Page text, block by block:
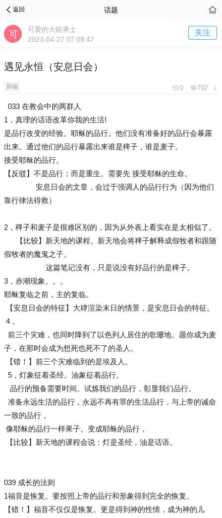
返回 话题
可爱的大能勇士
2023-04-27 07:08:47
关注
遇见永恒（安息日会）
异端 0 792
033 在教会中的两群人
1，真理的话语改革你我的生活!
是品行改变的经验。耶稣的品行。他们没有准备好的品行会暴露
出来。通过他们的品行暴露出来谁是稗子，谁是麦子。
接受耶稣的品行。
【反驳】不是品行；而是重生。需要先 接受耶稣的生命。
安息日会的文章，会过于强调人的品行行为（因为他们
靠行律法得救）
2，稗子和麦子是很难区别的，因为从外表上看实在是太相似了。
【比较】新天地的课程。新天地会将稗子解释成假牧者和跟随
假牧者的魔鬼之子。
这篇笔记没有，只是说没有好品行的是稗子。
3，赤潮现象。。。
耶稣复临之前，主的复临。
【安息日会的特征】大肆渲染末日的情景，是安息日会的特征。
4，
前三个灾难，也同时降到了以色列人居住的歌珊地。愿你成为麦
子，在那时会成为想死也死不了的圣人。
【错！】前三个灾难临到的是埃及人。
5，灯象征着圣经。油象征着品行。
品行的预备需要时间。试炼我们的品行，彰显我们品行。
准备永远生活的品行，永远不再有罪的生活品行，与上帝的诫命
一致的品行，
像耶稣的品行一样果子。变成耶稣的品行，
【比较】新天地的课程会说：灯是圣经，油是话语。
039 成长的法则
1福音是恢复。要按照上帝的品行和形象得到完全的恢复。
【错！】福音不仅仅是恢复。更是得到神的性情，成为神的儿